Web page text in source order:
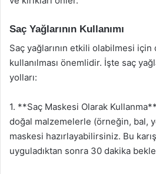
Saç Yağlarının Kullanımı
Saç yağlarının etkili olabilmesi
kullanılması önemlidir. İşte saç
yolları:
1. **Saç Maskesi Olarak
doğal malzemelerle (örneğin, bal,
maskesi hazırlayabilirsiniz. Bu
uyguladıktan sonra 30 dakika